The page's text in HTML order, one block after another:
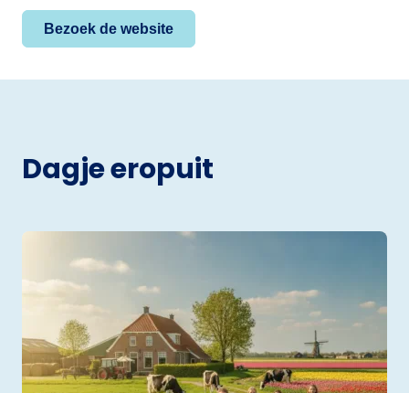
Bezoek de website
Dagje eropuit